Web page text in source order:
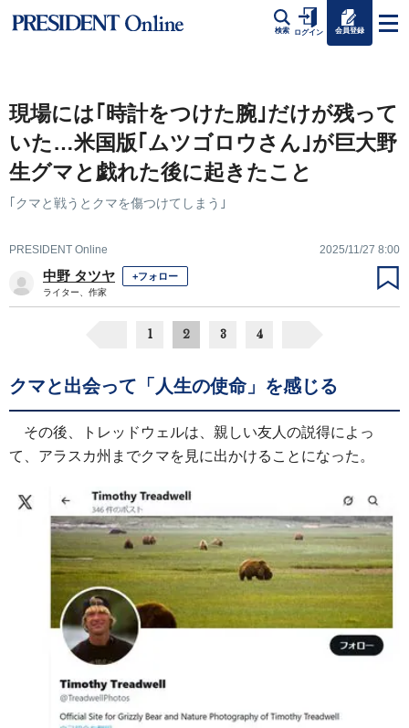
検索 ログイン 会員登録
現場には｢時計をつけた腕｣だけが残って
いた…米国版｢ムツゴロウさん｣が巨大野
生グマと戯れた後に起きたこと
｢クマと戦うとクマを傷つけてしまう｣
PRESIDENT Online 2025/11/27 8:00
中野 タツヤ +フォロー
ライター、作家
1 2 3 4
クマと出会って「人生の使命」を感じる
その後、トレッドウェルは、親しい友人の説得によっ
て、アラスカ州までクマを見に出かけることになった。